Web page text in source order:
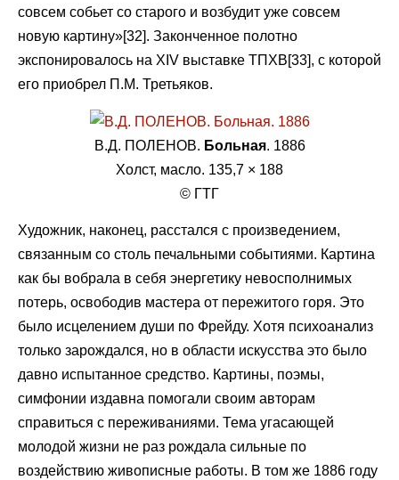
совсем собьет со старого и возбудит уже совсем
новую картину»[32]. Законченное полотно
экспонировалось на XIV выставке ТПХВ[33], с которой
его приобрел П.М. Третьяков.
В.Д. ПОЛЕНОВ. Больная. 1886
Холст, масло. 135,7 × 188
© ГТГ
Художник, наконец, расстался с произведением,
связанным со столь печальными событиями. Картина
как бы вобрала в себя энергетику невосполнимых
потерь, освободив мастера от пережитого горя. Это
было исцелением души по Фрейду. Хотя психоанализ
только зарождался, но в области искусства это было
давно испытанное средство. Картины, поэмы,
симфонии издавна помогали своим авторам
справиться с переживаниями. Тема угасающей
молодой жизни не раз рождала сильные по
воздействию живописные работы. В том же 1886 году